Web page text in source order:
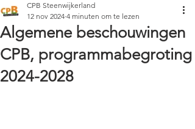
Algemene beschouwingen
CPB, programmabegroting
2024-2028
CPB Steenwijkerland
12 nov 2024 4 minuten om te lezen